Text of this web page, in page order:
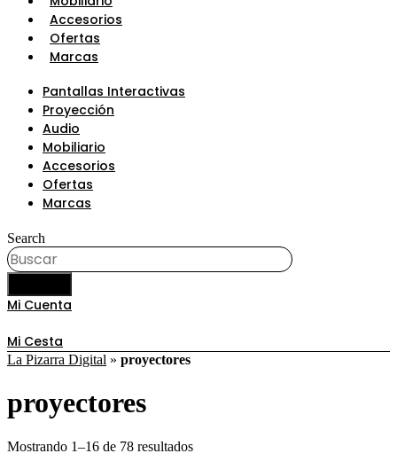
Accesorios
Ofertas
Marcas
Pantallas Interactivas
Proyección
Audio
Mobiliario
Accesorios
Ofertas
Marcas
Search
Mi Cuenta
Mi Cesta
La Pizarra Digital » proyectores
proyectores
Mostrando 1–16 de 78 resultados